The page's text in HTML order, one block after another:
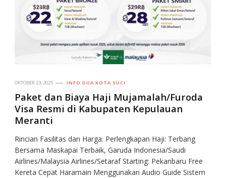
OKTOBER 23, 2025 INFO DUA KOTA SUCI
Paket dan Biaya Haji Mujamalah/Furoda
Visa Resmi di Kabupaten Kepulauan
Meranti
Rincian Fasilitas dan Harga: Perlengkapan Haji: Terbang
Bersama Maskapai Terbaik, Garuda Indonesia/Saudi
Airlines/Malaysia Airlines/Setaraf Starting: Pekanbaru Free
Kereta Cepat Haramain Menggunakan Audio Guide Sistem